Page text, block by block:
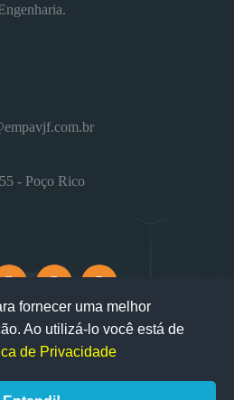
- Poço Rico
fornecer uma melhor
Ao utilizá-lo você está de
de Privacidade